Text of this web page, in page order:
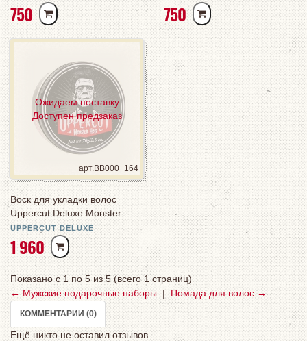
750Р
У
Б
750Р
У
Б
Ожидаем поставку
Доступен предзаказ
арт.BB000_164
Воск для укладки волос
Uppercut Deluxe Monster
Hold сильной фиксации
UPPERCUT DELUXE
1 960Р
У
Б
Показано с 1 по 5 из 5 (всего 1 страниц)
← Мужские подарочные наборы|Помада для волос →
КОММЕНТАРИИ (0)
Ещё никто не оставил отзывов.